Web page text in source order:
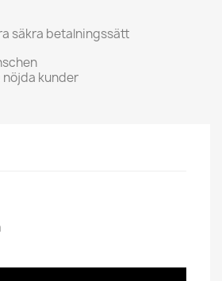
säkra betalningssätt
nöjda kunder